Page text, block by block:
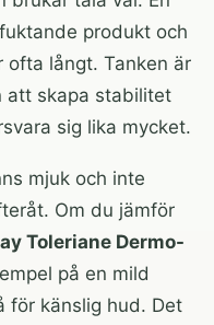
produkt och
ofta långt. Tanken är
att skapa stabilitet
sig lika mycket.
mjuk och inte
Om du jämför
Toleriane Dermo-
på en mild
för känslig hud. Det